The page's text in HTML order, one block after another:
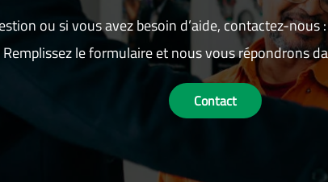
ou si vous avez besoin d’aide, contactez-
le formulaire et nous vous répondrons
Contact